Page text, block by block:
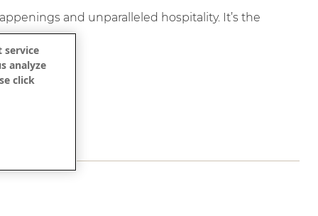
and unparalleled hospitality. It’s the
service
analyze
click